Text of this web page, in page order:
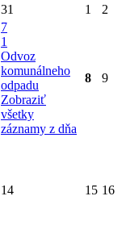
31 1 2
7
1
Odvoz
komunálneho
odpadu
Zobraziť
všetky
záznamy z dňa
8 9
14 15 16